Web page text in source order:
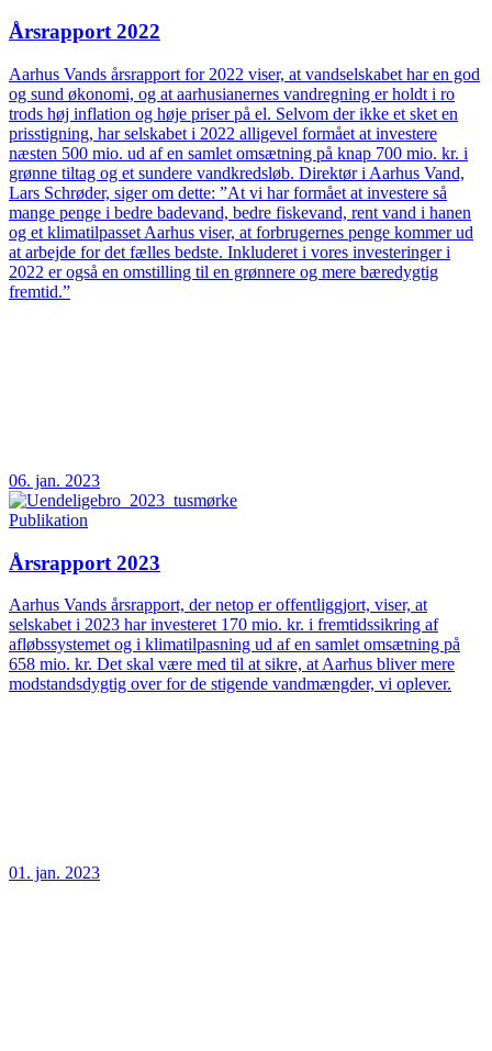
Årsrapport 2022
Aarhus Vands årsrapport for 2022 viser, at vandselskabet har en god
og sund økonomi, og at aarhusianernes vandregning er holdt i ro
trods høj inflation og høje priser på el. Selvom der ikke et sket en
prisstigning, har selskabet i 2022 alligevel formået at investere
næsten 500 mio. ud af en samlet omsætning på knap 700 mio. kr. i
grønne tiltag og et sundere vandkredsløb. Direktør i Aarhus Vand,
Lars Schrøder, siger om dette: ”At vi har formået at investere så
mange penge i bedre badevand, bedre fiskevand, rent vand i hanen
og et klimatilpasset Aarhus viser, at forbrugernes penge kommer ud
at arbejde for det fælles bedste. Inkluderet i vores investeringer i
2022 er også en omstilling til en grønnere og mere bæredygtig
fremtid.”
06. jan. 2023
Publikation
Årsrapport 2023
Aarhus Vands årsrapport, der netop er offentliggjort, viser, at
selskabet i 2023 har investeret 170 mio. kr. i fremtidssikring af
afløbssystemet og i klimatilpasning ud af en samlet omsætning på
658 mio. kr. Det skal være med til at sikre, at Aarhus bliver mere
modstandsdygtig over for de stigende vandmængder, vi oplever.
01. jan. 2023